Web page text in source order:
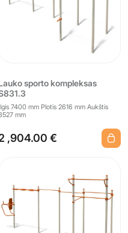
sporto kompleksas
7400 mm Plotis 2616 mm Aukštis
mm
,904.00 €